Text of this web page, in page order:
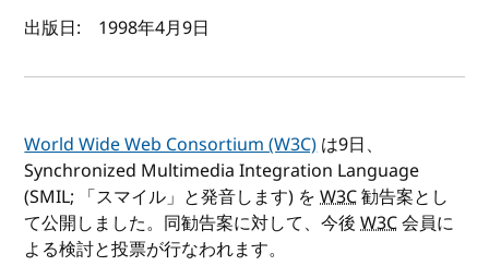
著者と公開日
出版日: 1998年4月9日
World Wide Web Consortium (W3C)は9日、
Synchronized Multimedia Integration Language
(SMIL; 「スマイル」と発音します) をW3C勧告案とし
て公開しました。同勧告案に対して、今後W3C会員に
よる検討と投票が行なわれます。